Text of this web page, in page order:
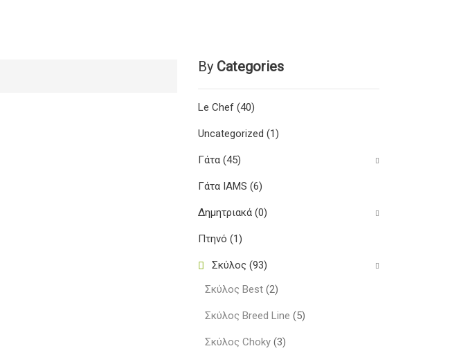
ByCategories
Le Chef (40)
Uncategorized (1)
Γάτα (45)
Γάτα IAMS (6)
Δημητριακά (0)
Πτηνό (1)
Σκύλος (93)
Σκύλος Best (2)
Σκύλος Breed Line (5)
Σκύλος Choky (3)